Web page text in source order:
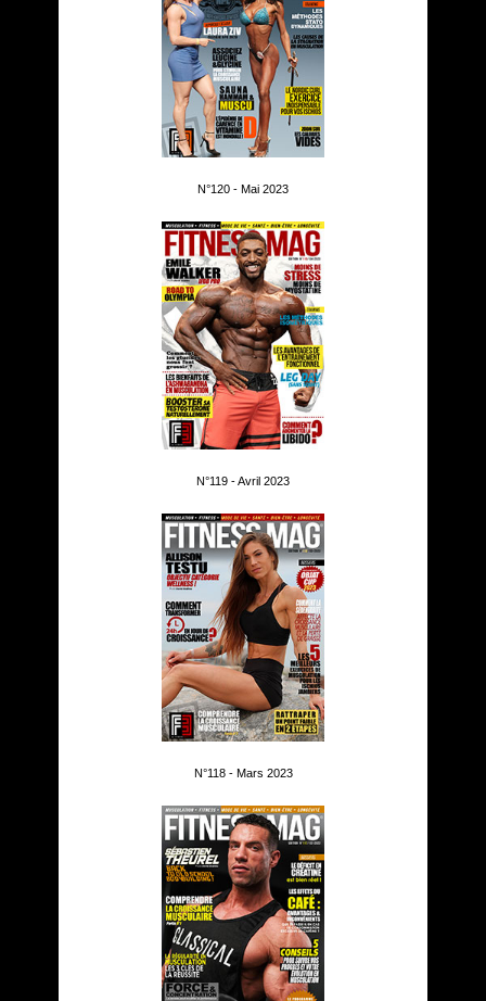
N°120 - Mai 2023
N°119 - Avril 2023
N°118 - Mars 2023